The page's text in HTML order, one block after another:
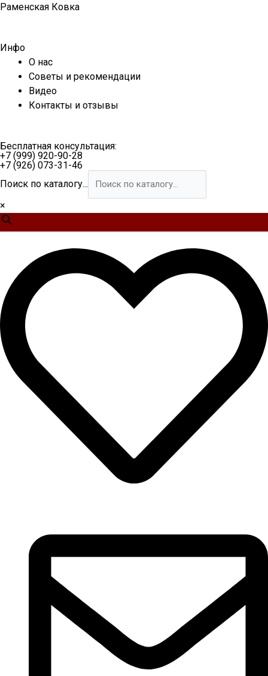
Перейти
Раменская Ковка
Инфо
О нас
Советы и рекомендации
Видео
Контакты и отзывы
Бесплатная консультация:
+7 (999) 920-90-28
+7 (926) 073-31-46
Поиск по каталогу...
×